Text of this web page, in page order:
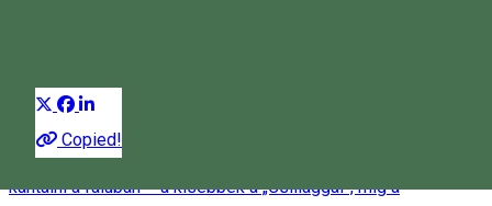
Copied!
Székelyföldi karácsony
A gyermekek karácsony első napjától vízkeresztig járnak
kántálni a faluban – a kisebbek a „Csillaggal”, míg a